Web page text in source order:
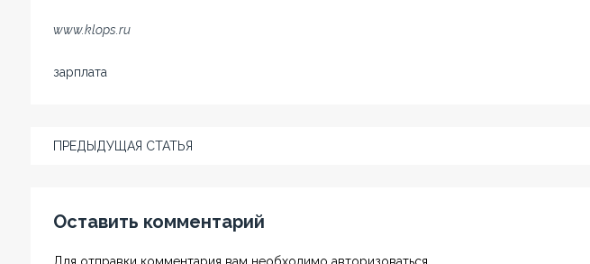
www.klops.ru
зарплата
ПРЕДЫДУЩАЯ СТАТЬЯ
Оставить комментарий
Для отправки комментария вам необходимо авторизоваться.